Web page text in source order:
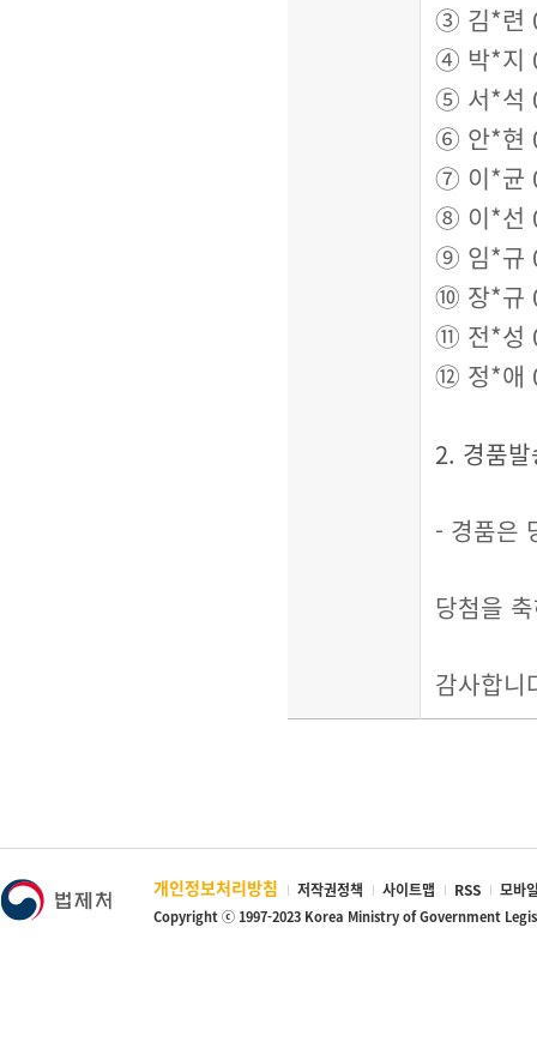
③ 김*련
④ 박*지
⑤ 서*석
⑥ 안*현
⑦ 이*균
⑧ 이*선
⑨ 임*규
⑩ 장*규
⑪ 전*성
⑫ 정*애
2. 경품
- 경품은
당첨을
감사합니
개인정보처리방침 저작권정책 사이트맵 RSS 모바
Copyright ⓒ 1997-2023 Korea Ministry of Government